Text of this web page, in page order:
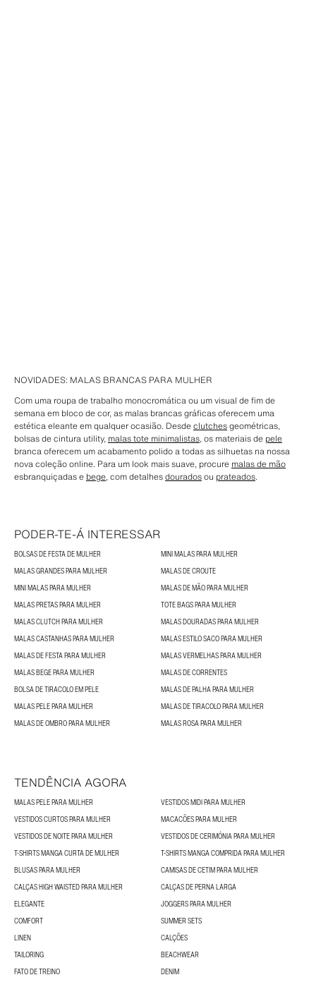
NOVIDADES: MALAS BRANCAS PARA MULHER
Com uma roupa de trabalho monocromática ou um visual de fim de
semana em bloco de cor, as malas brancas gráficas oferecem uma
estética eleante em qualquer ocasião. Desdeclutchesgeométricas,
bolsas de cintura utility, malas tote minimalistas, os materiais de pele
branca oferecem um acabamento polido a todas as silhuetas na nossa
nova coleção online. Para um look mais suave, procure malas de mão
esbranquiçadas e bege, com detalhesdouradosou prateados.
PODER-TE-Á INTERESSAR
BOLSAS DE FESTA DE MULHER
MINI MALAS PARA MULHER
MALAS GRANDES PARA MULHER
MALAS DE CROUTE
MINI MALAS PARA MULHER
MALAS DE MÃO PARA MULHER
MALAS PRETAS PARA MULHER
TOTE BAGS PARA MULHER
MALAS CLUTCH PARA MULHER
MALAS DOURADAS PARA MULHER
MALAS CASTANHAS PARA MULHER
MALAS ESTILO SACO PARA MULHER
MALAS DE FESTA PARA MULHER
MALAS VERMELHAS PARA MULHER
MALAS BEGE PARA MULHER
MALAS DE CORRENTES
BOLSA DE TIRACOLO EM PELE
MALAS DE PALHA PARA MULHER
MALAS PELE PARA MULHER
MALAS DE TIRACOLO PARA MULHER
MALAS DE OMBRO PARA MULHER
MALAS ROSA PARA MULHER
TENDÊNCIA AGORA
MALAS PELE PARA MULHER
VESTIDOS MIDI PARA MULHER
VESTIDOS CURTOS PARA MULHER
MACACÕES PARA MULHER
VESTIDOS DE NOITE PARA MULHER
VESTIDOS DE CERIMÓNIA PARA MULHER
T-SHIRTS MANGA CURTA DE MULHER
T-SHIRTS MANGA COMPRIDA PARA MULHER
BLUSAS PARA MULHER
CAMISAS DE CETIM PARA MULHER
CALÇAS HIGH WAISTED PARA MULHER
CALÇAS DE PERNA LARGA
ELEGANTE
JOGGERS PARA MULHER
COMFORT
SUMMER SETS
LINEN
CALÇÕES
TAILORING
BEACHWEAR
FATO DE TREINO
DENIM